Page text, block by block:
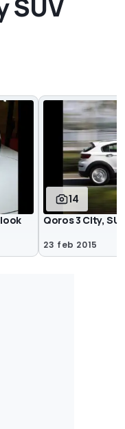
SUV
14
Qoros 3 City,
23 feb 2015